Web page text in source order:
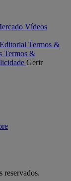
Vídeos
Termos &
Termos &
Gerir
reservados.